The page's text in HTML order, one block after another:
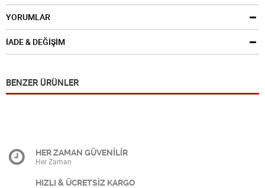
YORUMLAR
İADE & DEĞİŞİM
BENZER ÜRÜNLER
HER ZAMAN GÜVENİLİR
Her Zaman
HIZLI & ÜCRETSİZ KARGO